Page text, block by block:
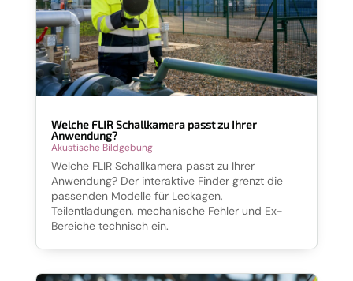
Welche FLIR Schallkamera passt zu Ihrer
Anwendung?
Akustische Bildgebung
Welche FLIR Schallkamera passt zu Ihrer
Anwendung? Der interaktive Finder grenzt die
passenden Modelle für Leckagen,
Teilentladungen, mechanische Fehler und Ex-
Bereiche technisch ein.